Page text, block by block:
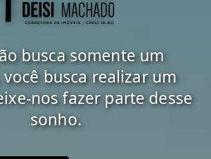
busca somente um
você busca realizar um
nos fazer parte desse
sonho.